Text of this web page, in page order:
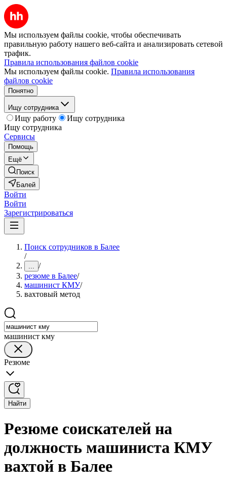
Мы используем файлы cookie, чтобы обеспечивать
правильную работу нашего веб-сайта и анализировать сетевой
трафик.
Правила использования файлов cookie
Мы используем файлы cookie. Правила использования
файлов cookie
Понятно
Ищу сотрудника
Ищу работу
Ищу сотрудника
Ищу сотрудника
Сервисы
Помощь
Ещё
Поиск
Балей
Войти
Войти
Зарегистрироваться
Поиск сотрудников в Балее
/
... /
резюме в Балее/
машинист КМУ/
вахтовый метод
машинист кму
Резюме
Найти
Резюме соискателей на
должность машиниста КМУ
вахтой в Балее